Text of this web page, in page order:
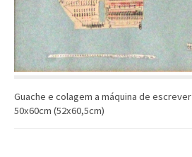
Guache e colagem a máquina de escrever
50x60cm (52x60,5cm)